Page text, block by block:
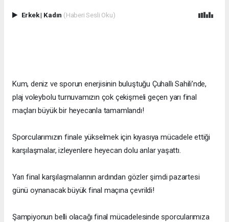
Erkek| Kadın (Haberi Sesli Oku)
Kum, deniz ve sporun enerjisinin buluştuğu Çuhallı Sahili’nde,
plaj voleybolu turnuvamızın çok çekişmeli geçen yarı final
maçları büyük bir heyecanla tamamlandı!
Sporcularımızın finale yükselmek için kıyasıya mücadele ettiği
karşılaşmalar, izleyenlere heyecan dolu anlar yaşattı.
Yarı final karşılaşmalarının ardından gözler şimdi pazartesi
günü oynanacak büyük final maçına çevrildi!
Şampiyonun belli olacağı final mücadelesinde sporcularımıza